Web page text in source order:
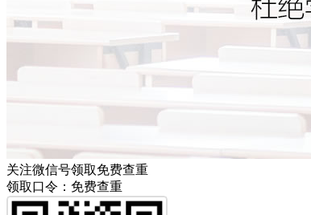
关注微信号领取免费查重
领取口令：免费查重